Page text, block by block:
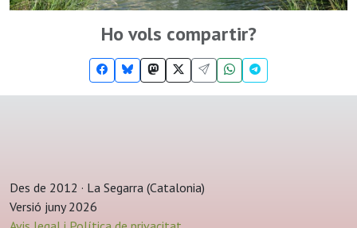
Ho vols compartir?
Des de 2012 · La Segarra (Catalonia)
Versió juny 2026